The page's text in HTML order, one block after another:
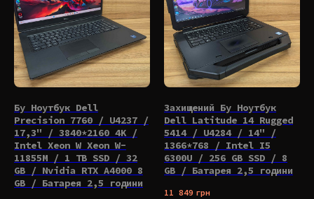
Бу Ноутбук Dell
Precision 7760 / U4237 /
17,3" / 3840*2160 4K /
Intel Xeon W Xeon W-
11855M / 1 TB SSD / 32
GB / Nvidia RTX A4000 8
GB / Батарея 2,5 години
Захищений Бу Ноутбук
Dell Latitude 14 Rugged
5414 / U4284 / 14" /
1366*768 / Intel I5
6300U / 256 GB SSD / 8
GB / Батарея 2,5 години
11 849 грн